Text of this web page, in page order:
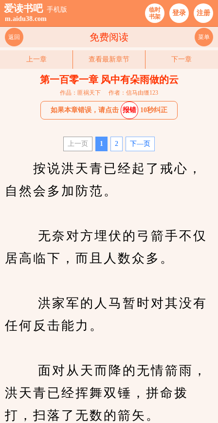
爱读书吧 手机版
m.aidu38.com
临时
书架
登录 注册
免费阅读
返回 菜单
上一章 查看最新章节 下一章
第一百零一章 风中有朵雨做的云
作品：匪祸天下 作者：信马由缰123
如果本章错误，请点击 报错 10秒纠正
上一页 1 2 下—页
按说洪天青已经起了戒心，
自然会多加防范。
无奈对方埋伏的弓箭手不仅
居高临下，而且人数众多。
洪家军的人马暂时对其没有
任何反击能力。
面对从天而降的无情箭雨，
洪天青已经挥舞双锤，拼命拨
打，扫落了无数的箭矢。